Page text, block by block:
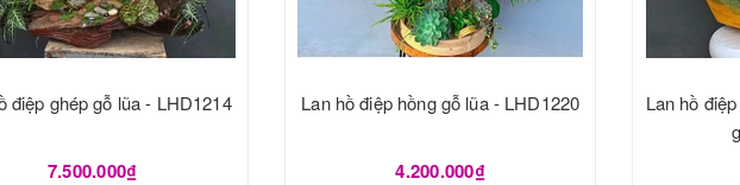
điệp ghép gỗ lũa - LHD1214
7.500.000₫
Lan hồ điệp hồng gỗ lũa - LHD1220
4.200.000₫
Lan hồ